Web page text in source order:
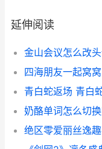
延伸阅读
青白蛇返场 青白